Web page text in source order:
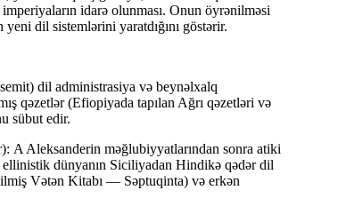
idarə olunması. Onun öyrənilməsi
dil sistemlərini yaratdığını göstərir.
dil administrasiya və beynəlxalq
qəzetlər (Efiopiyada tapılan Ağrı qəzetləri və
sübut edir.
A Aleksanderin məğlubiyyatlarından sonra atiki
ellinistik dünyanın Siciliyadan Hindikə qədər dil
Vətən Kitabı — Səptuqinta) və erkən